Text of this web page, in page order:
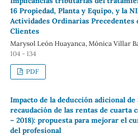
16 Propiedad, Planta y Equipo, y la
Actividades Ordinarias Precedentes
Clientes
Marysol León Huayanca, Mónica Villar
104 - 134
PDF
Impacto de la deducción adicional de
recaudación de las rentas de cuarta
– 2018): propuesta para mejorar el
del profesional